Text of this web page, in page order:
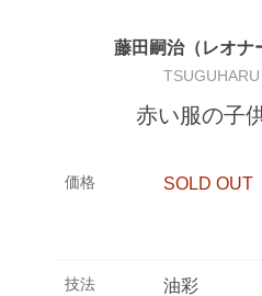
藤田嗣治（レオナ
赤い服の子
価格 SOLD OUT
技法 油彩